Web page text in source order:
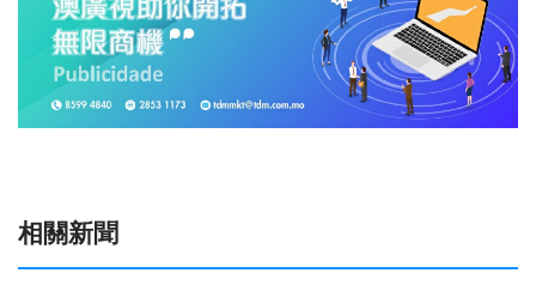
相關新聞